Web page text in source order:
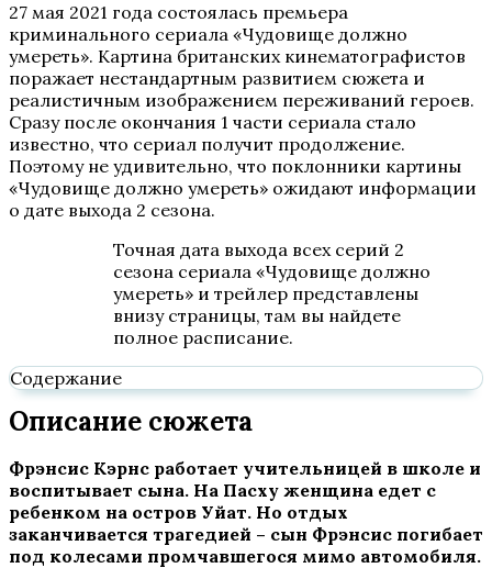
27 мая 2021 года состоялась премьера
криминального сериала «Чудовище должно
умереть». Картина британских кинематографистов
поражает нестандартным развитием сюжета и
реалистичным изображением переживаний героев.
Сразу после окончания 1 части сериала стало
известно, что сериал получит продолжение.
Поэтому не удивительно, что поклонники картины
«Чудовище должно умереть» ожидают информации
о дате выхода 2 сезона.
Точная дата выхода всех серий 2
сезона сериала «Чудовище должно
умереть» и трейлер представлены
внизу страницы, там вы найдете
полное расписание.
Содержание
Описание сюжета
Фрэнсис Кэрнс работает учительницей в школе и
воспитывает сына. На Пасху женщина едет с
ребенком на остров Уйат. Но отдых
заканчивается трагедией – сын Фрэнсис погибает
под колесами промчавшегося мимо автомобиля.